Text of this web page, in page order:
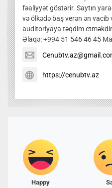
fəaliyyət göstərir. Saytın
və ölkədə baş verən ən vacib
auditoriyaya təqdim
Əlaqə: +994 51 546 46 45
https://cenubtv.az
Happy